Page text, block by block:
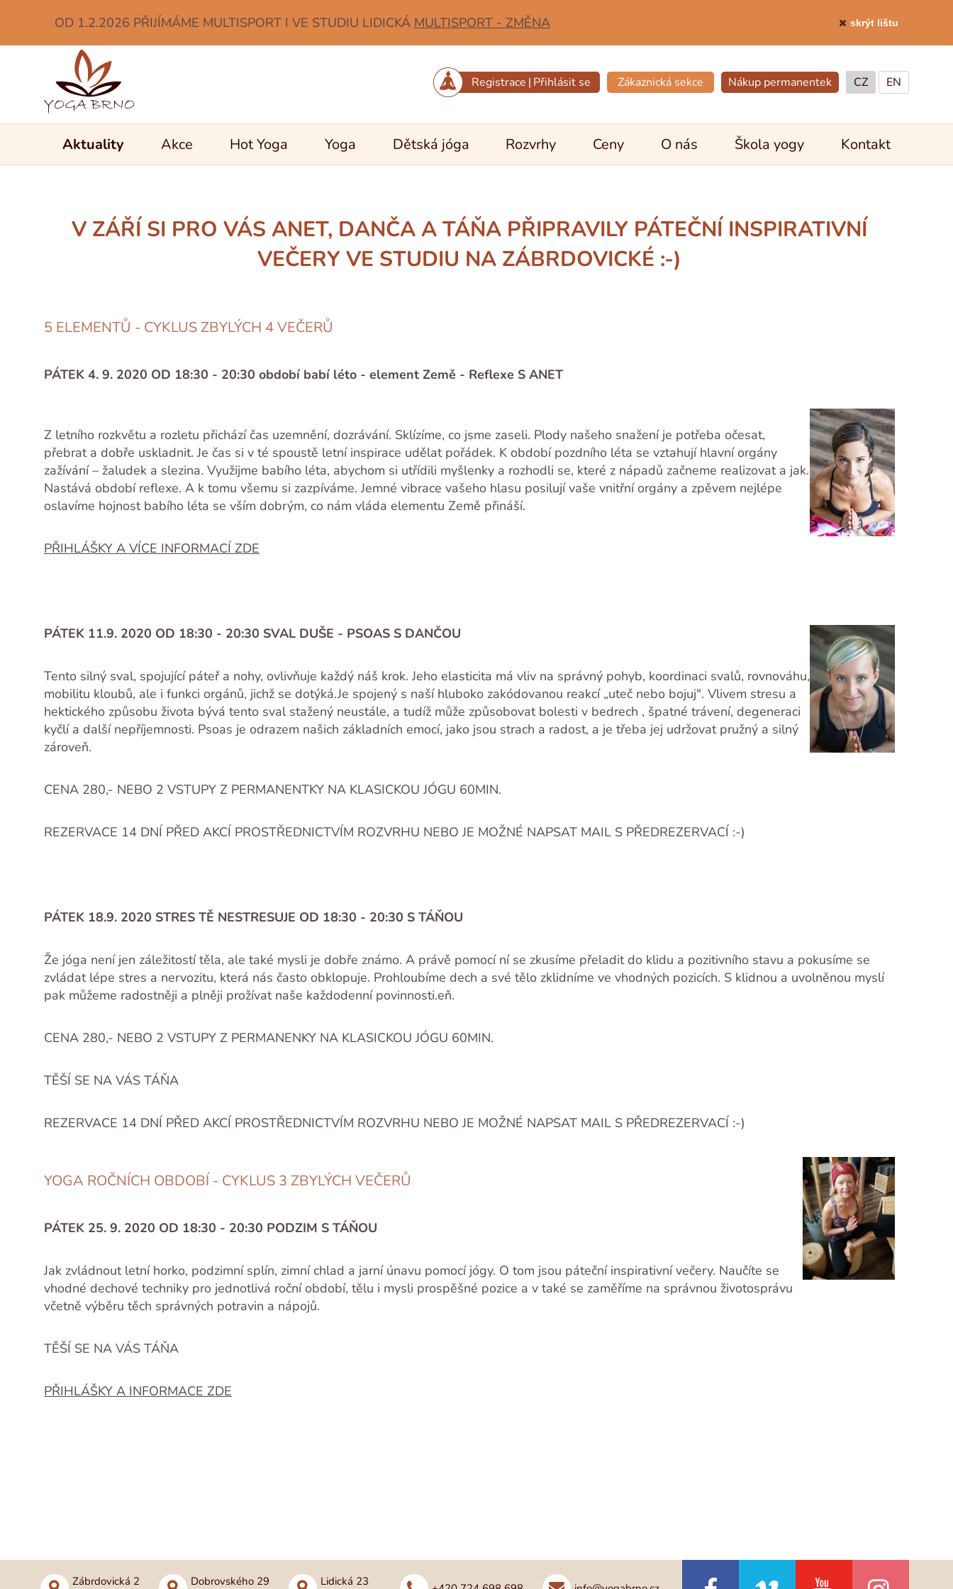
OD 1.2.2026 PŘIJÍMÁME MULTISPORT I VE STUDIU LIDICKÁ MULTISPORT - ZMĚNA skrýt lištu
Registrace | Přihlásit se Zákaznická sekce Nákup permanentek CZ EN
Aktuality Akce Hot Yoga Yoga Dětská jóga Rozvrhy Ceny O nás Škola yogy Kontakt
V ZÁŘÍ SI PRO VÁS ANET, DANČA A TÁŇA PŘIPRAVILY PÁTEČNÍ INSPIRATIVNÍ
VEČERY VE STUDIU NA ZÁBRDOVICKÉ :-)
5 ELEMENTŮ - CYKLUS ZBYLÝCH 4 VEČERŮ
PÁTEK 4. 9. 2020 OD 18:30 - 20:30 období babí léto - element Země - Reflexe S ANET
Z letního rozkvětu a rozletu přichází čas uzemnění, dozrávání. Sklízíme, co jsme zaseli. Plody našeho snažení je potřeba očesat,
přebrat a dobře uskladnit. Je čas si v té spoustě letní inspirace udělat pořádek. K období pozdního léta se vztahují hlavní orgány
zažívání – žaludek a slezina. Využijme babího léta, abychom si utřídili myšlenky a rozhodli se, které z nápadů začneme realizovat a jak.
Nastává období reflexe. A k tomu všemu si zazpíváme. Jemné vibrace vašeho hlasu posilují vaše vnitřní orgány a zpěvem nejlépe
oslavíme hojnost babího léta se vším dobrým, co nám vláda elementu Země přináší.
PŘIHLÁŠKY A VÍCE INFORMACÍ ZDE
PÁTEK 11.9. 2020 OD 18:30 - 20:30 SVAL DUŠE - PSOAS S DANČOU
Tento silný sval, spojující páteř a nohy, ovlivňuje každý náš krok. Jeho elasticita má vliv na správný pohyb, koordinaci svalů, rovnováhu,
mobilitu kloubů, ale i funkci orgánů, jichž se dotýká.Je spojený s naší hluboko zakódovanou reakcí „uteč nebo bojuj". Vlivem stresu a
hektického způsobu života bývá tento sval stažený neustále, a tudíž může způsobovat bolesti v bedrech , špatné trávení, degeneraci
kyčlí a další nepříjemnosti. Psoas je odrazem našich základních emocí, jako jsou strach a radost, a je třeba jej udržovat pružný a silný
zároveň.
CENA 280,- NEBO 2 VSTUPY Z PERMANENTKY NA KLASICKOU JÓGU 60MIN.
REZERVACE 14 DNÍ PŘED AKCÍ PROSTŘEDNICTVÍM ROZVRHU NEBO JE MOŽNÉ NAPSAT MAIL S PŘEDREZERVACÍ :-)
PÁTEK 18.9. 2020 STRES TĚ NESTRESUJE OD 18:30 - 20:30 S TÁŇOU
Že jóga není jen záležitostí těla, ale také mysli je dobře známo. A právě pomocí ní se zkusíme přeladit do klidu a pozitivního stavu a pokusíme se
zvládat lépe stres a nervozitu, která nás často obklopuje. Prohloubíme dech a své tělo zklidníme ve vhodných pozicích. S klidnou a uvolněnou myslí
pak můžeme radostněji a plněji prožívat naše každodenní povinnosti.eň.
CENA 280,- NEBO 2 VSTUPY Z PERMANENKY NA KLASICKOU JÓGU 60MIN.
TĚŠÍ SE NA VÁS TÁŇA
REZERVACE 14 DNÍ PŘED AKCÍ PROSTŘEDNICTVÍM ROZVRHU NEBO JE MOŽNÉ NAPSAT MAIL S PŘEDREZERVACÍ :-)
YOGA ROČNÍCH OBDOBÍ - CYKLUS 3 ZBYLÝCH VEČERŮ
PÁTEK 25. 9. 2020 OD 18:30 - 20:30 PODZIM S TÁŇOU
Jak zvládnout letní horko, podzimní splín, zimní chlad a jarní únavu pomocí jógy. O tom jsou páteční inspirativní večery. Naučíte se
vhodné dechové techniky pro jednotlivá roční období, tělu i mysli prospěšné pozice a v také se zaměříme na správnou životosprávu
včetně výběru těch správných potravin a nápojů.
TĚŠÍ SE NA VÁS TÁŇA
PŘIHLÁŠKY A INFORMACE ZDE
Zábrdovická 2
Dobrovského 29
Lidická 23